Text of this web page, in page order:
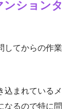
ンションタ
してからの作業
込まれているメ
なるので特に問